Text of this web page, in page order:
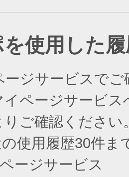
使用した
ージサービスで
イページサービ
ご確認ください
使用履歴30件ま
ージサービス